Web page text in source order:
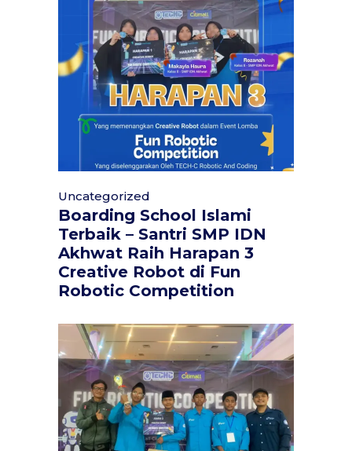
Uncategorized
Boarding School Islami
Terbaik – Santri SMP IDN
Akhwat Raih Harapan 3
Creative Robot di Fun
Robotic Competition